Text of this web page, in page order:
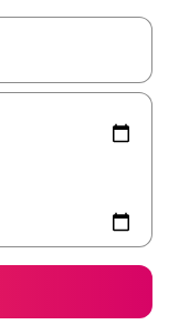
podrás navegar